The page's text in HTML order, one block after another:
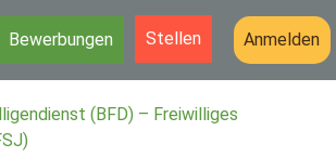
Bewerbungen Stellen Anmelden